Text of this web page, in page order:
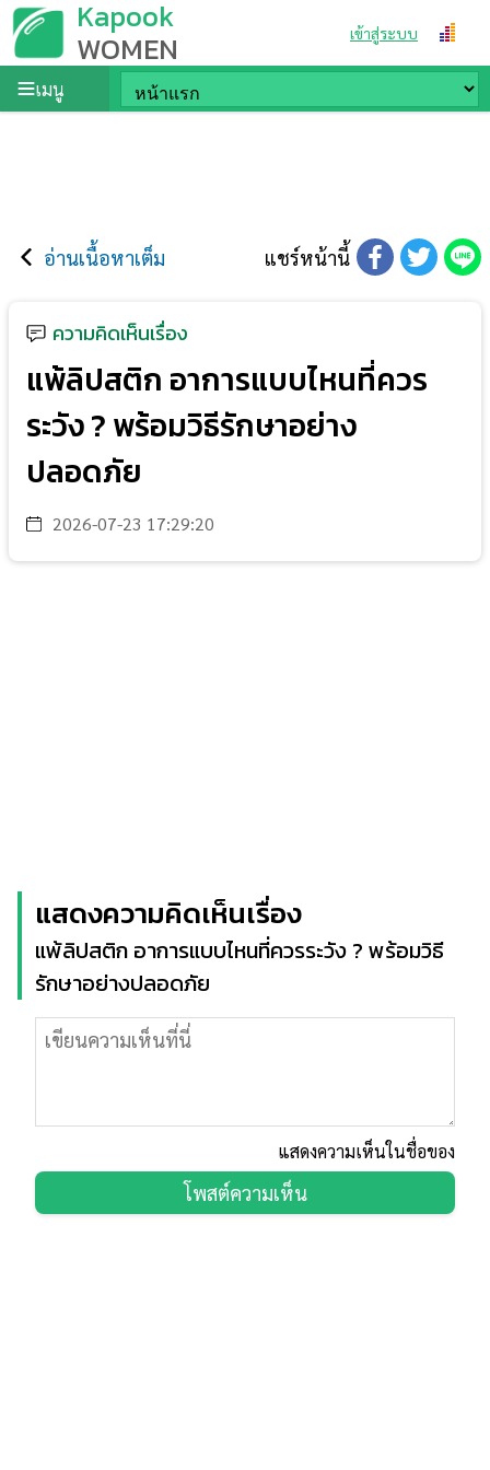
Kapook
WOMEN เข้าสู่ระบบ
เมนู
อ่านเนื้อหาเต็ม แชร์หน้านี้
ความคิดเห็นเรื่อง
แพ้ลิปสติก อาการแบบไหนที่ควร
ระวัง ? พร้อมวิธีรักษาอย่าง
ปลอดภัย
2026-07-23 17:29:20
แสดงความคิดเห็นเรื่อง
แพ้ลิปสติก อาการแบบไหนที่ควรระวัง ? พร้อมวิธี
รักษาอย่างปลอดภัย
แสดงความเห็นในชื่อของ
โพสต์ความเห็น